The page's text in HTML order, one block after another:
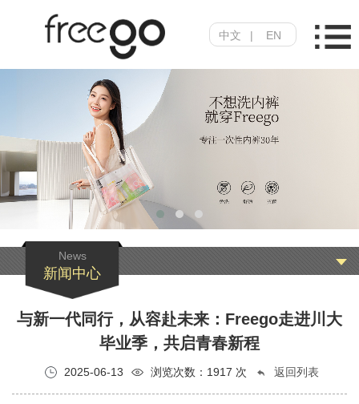
中文 | EN
News
新闻中心
与新一代同行，从容赴未来：Freego走进川大
毕业季，共启青春新程
2025-06-13 浏览次数：1917 次 返回列表